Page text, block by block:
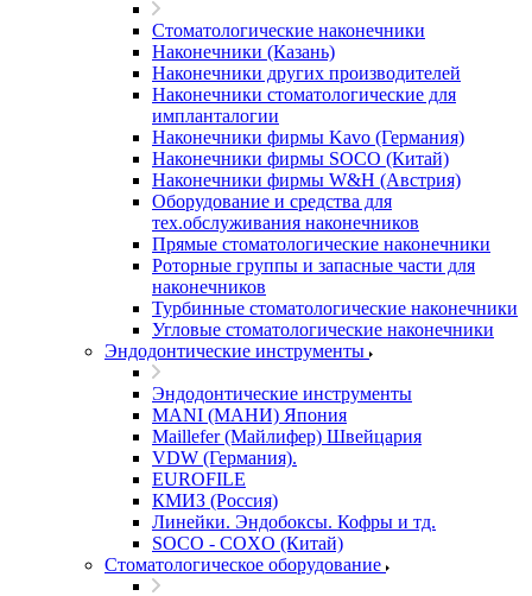
Стоматологические наконечники
Наконечники (Казань)
Наконечники других производителей
Наконечники стоматологические для
импланталогии
Наконечники фирмы Kavo (Германия)
Наконечники фирмы SOCO (Китай)
Наконечники фирмы W&H (Австрия)
Оборудование и средства для
тех.обслуживания наконечников
Прямые стоматологические наконечники
Роторные группы и запасные части для
наконечников
Турбинные стоматологические наконечники
Угловые стоматологические наконечники
Эндодонтические инструменты
Эндодонтические инструменты
MANI (МАНИ) Япония
Maillefer (Майлифер) Швейцария
VDW (Германия).
EUROFILE
КМИЗ (Россия)
Линейки. Эндобоксы. Кофры и тд.
SOCO - COXO (Китай)
Стоматологическое оборудование